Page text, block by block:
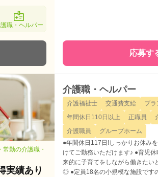
職・ヘルパー
応募す
勤の介護職・
実績あり
介護職・ヘルパー
介護福祉士 交通費支給
ブラ
年間休日110日以上
正職員
介護職員
グループホーム
●年間休日117日!しっかりお休み
けてご勤務いただけます♪ ●育児
来的に子育てをしながら働きたい
◎ ●定員18名の小規模な施設です